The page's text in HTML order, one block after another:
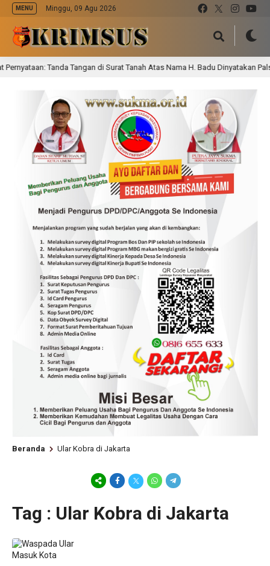
MENU Minggu, 09 Agu 2026
Tanda Tangan di Surat Tanah Atas Nama H. Badu Dinyatakan Palsu
Beranda Ular Kobra di Jakarta
Tag : Ular Kobra di Jakarta